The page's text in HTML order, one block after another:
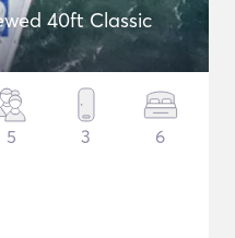
40ft Classic
5 3 6